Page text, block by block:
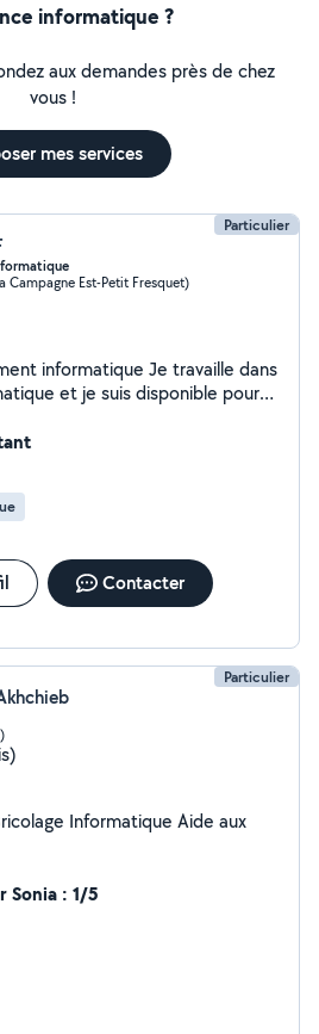
informatique ?
aux demandes près de chez
vous !
mes services
Particulier
Campagne Est-Petit Fresquet)
informatique Je travaille dans
et je suis disponible pour
mieux utiliser vos outils
votre niveau - Je peux
pour vos tâches
entrepreneurs, ou encore
pour faciliter le quotidien
à l'aise avec l'informatique.
Contacter
Particulier
Sonia : 1/5